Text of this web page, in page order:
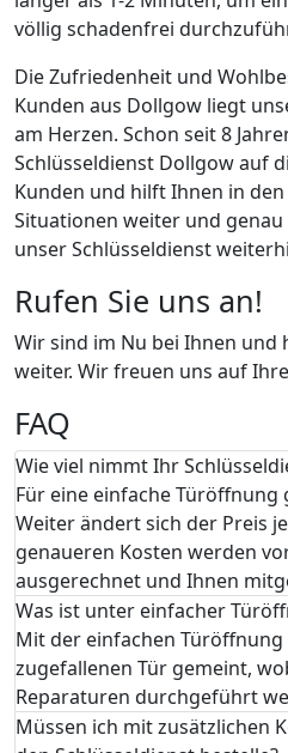
völlig schadenfrei
Die Zufriedenheit und
Kunden aus Dollgow liegt
am Herzen. Schon seit 8
Schlüsseldienst Dollgow auf
Kunden und hilft Ihnen in
Situationen weiter und genau
unser Schlüsseldienst
Rufen Sie uns an!
Wir sind im Nu bei Ihnen
weiter. Wir freuen uns auf
FAQ
Wie viel nimmt Ihr
Für eine einfache Türöffnung
Weiter ändert sich der Preis
genaueren Kosten werden
ausgerechnet und Ihnen
Was ist unter einfacher
Mit der einfachen
zugefallenen Tür gemeint,
Reparaturen durchgeführt
Müssen ich mit zusätzlichen